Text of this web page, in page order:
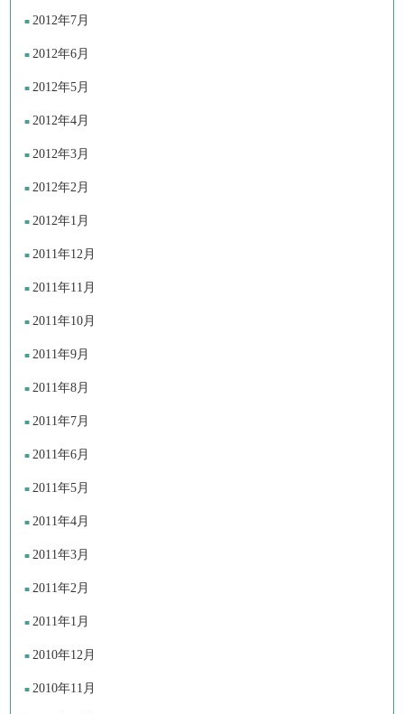
2012年7月
2012年6月
2012年5月
2012年4月
2012年3月
2012年2月
2012年1月
2011年12月
2011年11月
2011年10月
2011年9月
2011年8月
2011年7月
2011年6月
2011年5月
2011年4月
2011年3月
2011年2月
2011年1月
2010年12月
2010年11月